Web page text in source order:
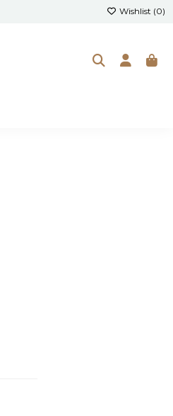
Wishlist (0)